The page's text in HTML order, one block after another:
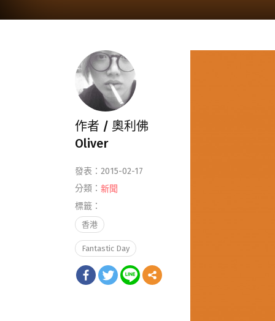
作者 / 奧利佛
Oliver
發表：2015-02-17
分類： 新聞
標籤：
香港
Fantastic Day